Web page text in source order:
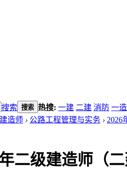
搜索 搜索 热搜: 一建 二建 消防 一造
造师 › 公路工程管理与实务 › 2026
二级建造师（